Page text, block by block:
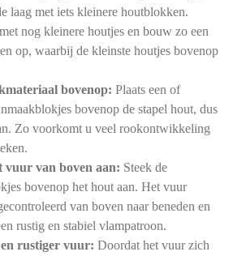
laag met iets kleinere houtblokken.
nog kleinere houtjes en bouw zo een
op, waarbij de kleinste houtjes bovenop
bovenop: Plaats een of
bovenop de stapel hout, dus
Zo voorkomt u veel rookontwikkeling
vuur van boven aan: Steek de
bovenop het hout aan. Het vuur
van boven naar beneden en
rustig en stabiel vlampatroon.
rustiger vuur: Doordat het vuur zich